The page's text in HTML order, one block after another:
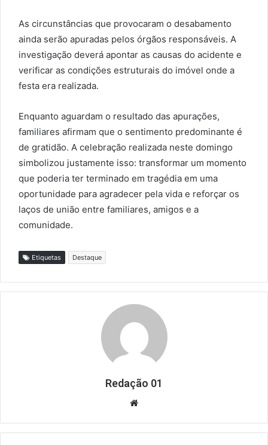
As circunstâncias que provocaram o desabamento
ainda serão apuradas pelos órgãos responsáveis. A
investigação deverá apontar as causas do acidente e
verificar as condições estruturais do imóvel onde a
festa era realizada.
Enquanto aguardam o resultado das apurações,
familiares afirmam que o sentimento predominante é
de gratidão. A celebração realizada neste domingo
simbolizou justamente isso: transformar um momento
que poderia ter terminado em tragédia em uma
oportunidade para agradecer pela vida e reforçar os
laços de união entre familiares, amigos e a
comunidade.
Etiquetas Destaque
Redação 01
Website